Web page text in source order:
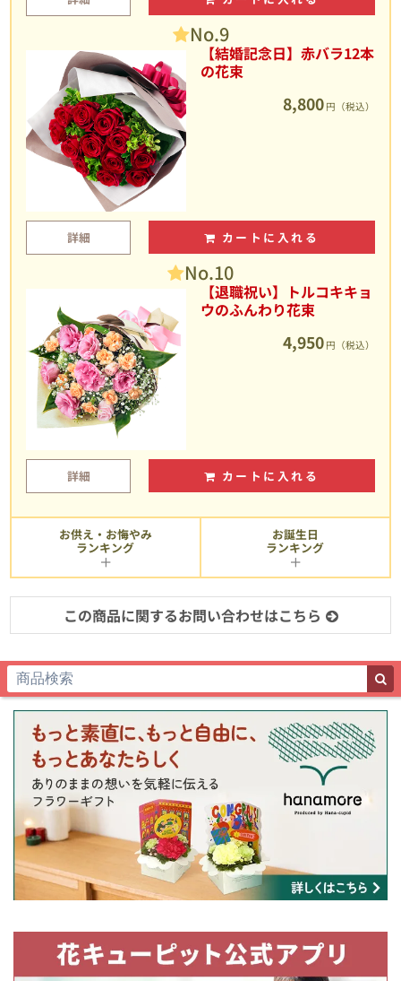
No.9
【結婚記念日】赤バラ12本
の花束
8,800 円（税込）
詳細 カートに入れる
No.10
【退職祝い】トルコキキョ
ウのふんわり花束
4,950 円（税込）
詳細 カートに入れる
お供え・お悔やみ
ランキング
お誕生日
ランキング
この商品に関するお問い合わせはこちら